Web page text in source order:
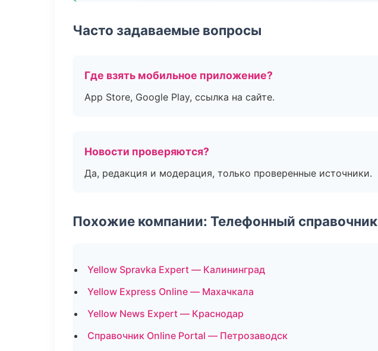
Часто задаваемые вопросы
Где взять мобильное приложение?
App Store, Google Play, ссылка на сайте.
Новости проверяются?
Да, редакция и модерация, только проверенные источники.
Похожие компании: Телефонный справочник
Yellow Spravka Expert — Калининград
Yellow Express Online — Махачкала
Yellow News Expert — Краснодар
Справочник Online Portal — Петрозаводск